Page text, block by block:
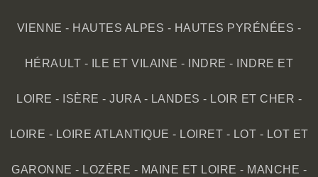
VIENNE - HAUTES ALPES - HAUTES PYRÉNÉES -
HÉRAULT - ILE ET VILAINE - INDRE - INDRE ET
LOIRE - ISÈRE - JURA - LANDES - LOIR ET CHER -
LOIRE - LOIRE ATLANTIQUE - LOIRET - LOT - LOT ET
GARONNE - LOZÈRE - MAINE ET LOIRE - MANCHE -